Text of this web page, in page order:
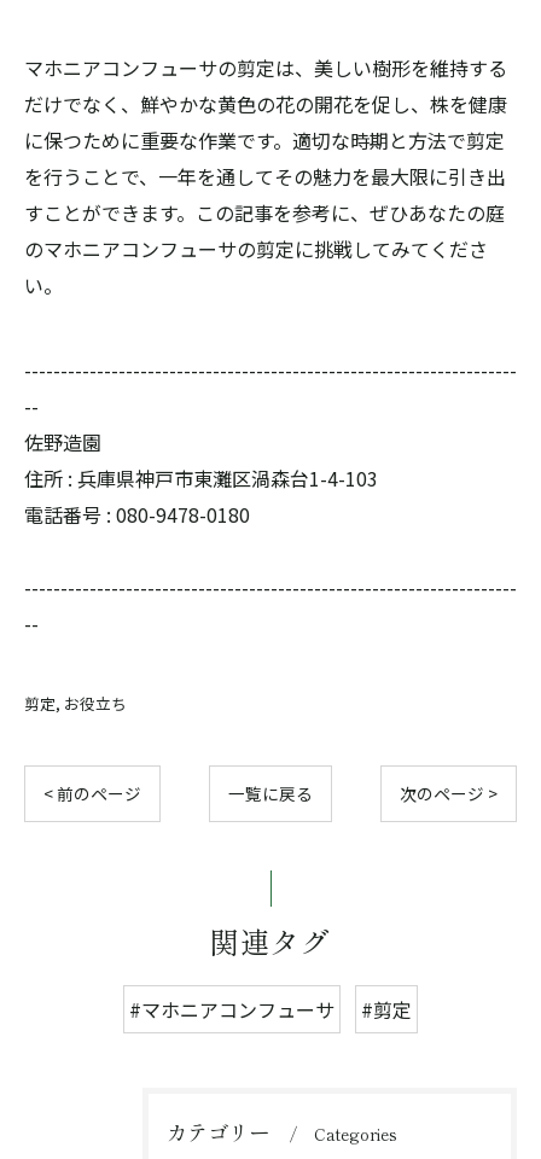
マホニアコンフューサの剪定は、美しい樹形を維持する
だけでなく、鮮やかな黄色の花の開花を促し、株を健康
に保つために重要な作業です。適切な時期と方法で剪定
を行うことで、一年を通してその魅力を最大限に引き出
すことができます。この記事を参考に、ぜひあなたの庭
のマホニアコンフューサの剪定に挑戦してみてくださ
い。
--------------------------------------------------------------------
--
佐野造園
住所 : 兵庫県神戸市東灘区渦森台1-4-103
電話番号 : 080-9478-0180
--------------------------------------------------------------------
--
剪定 お役立ち
< 前のページ 一覧に戻る 次のページ >
関連タグ
#マホニアコンフューサ #剪定
カテゴリー Categories